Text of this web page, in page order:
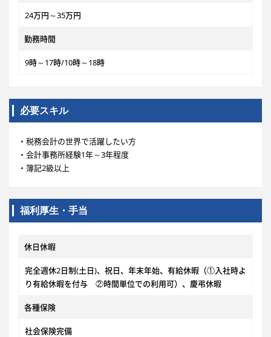
24万円～35万円
勤務時間
9時～17時/10時～18時
必要スキル
・税務会計の世界で活躍したい方
・会計事務所経験1年～3年程度
・簿記2級以上
福利厚生・手当
休日休暇
完全週休2日制(土日)、祝日、年末年始、有給休暇（①入社時よ
り有給休暇を付与 ②時間単位での利用可）、慶弔休暇
各種保険
社会保険完備